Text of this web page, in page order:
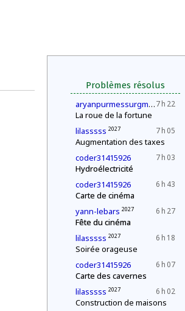
Problèmes résolus
7 h 22
aryanpurmessurgmailcom 2027
La roue de la fortune
7 h 05
lilasssss 2027
Augmentation des taxes
7 h 03
coder31415926
Hydroélectricité
6 h 43
coder31415926
Carte de cinéma
6 h 27
yann-lebars 2027
Fête du cinéma
6 h 18
lilasssss 2027
Soirée orageuse
6 h 07
coder31415926
Carte des cavernes
6 h 02
lilasssss 2027
Construction de maisons